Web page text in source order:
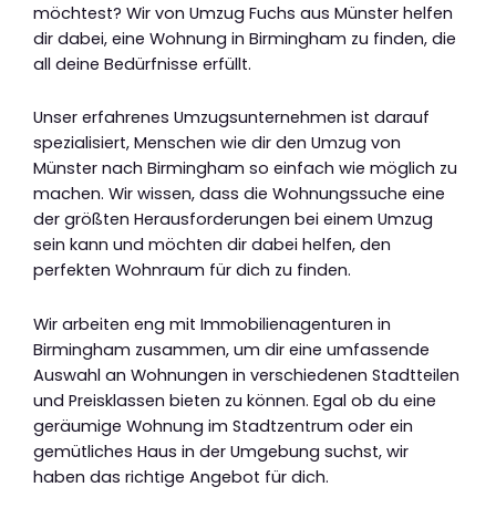
möchtest? Wir von Umzug Fuchs aus Münster helfen
dir dabei, eine Wohnung in Birmingham zu finden, die
all deine Bedürfnisse erfüllt.
Unser erfahrenes Umzugsunternehmen ist darauf
spezialisiert, Menschen wie dir den Umzug von
Münster nach Birmingham so einfach wie möglich zu
machen. Wir wissen, dass die Wohnungssuche eine
der größten Herausforderungen bei einem Umzug
sein kann und möchten dir dabei helfen, den
perfekten Wohnraum für dich zu finden.
Wir arbeiten eng mit Immobilienagenturen in
Birmingham zusammen, um dir eine umfassende
Auswahl an Wohnungen in verschiedenen Stadtteilen
und Preisklassen bieten zu können. Egal ob du eine
geräumige Wohnung im Stadtzentrum oder ein
gemütliches Haus in der Umgebung suchst, wir
haben das richtige Angebot für dich.